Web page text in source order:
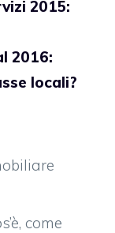
2015:
2016:
locali?
come